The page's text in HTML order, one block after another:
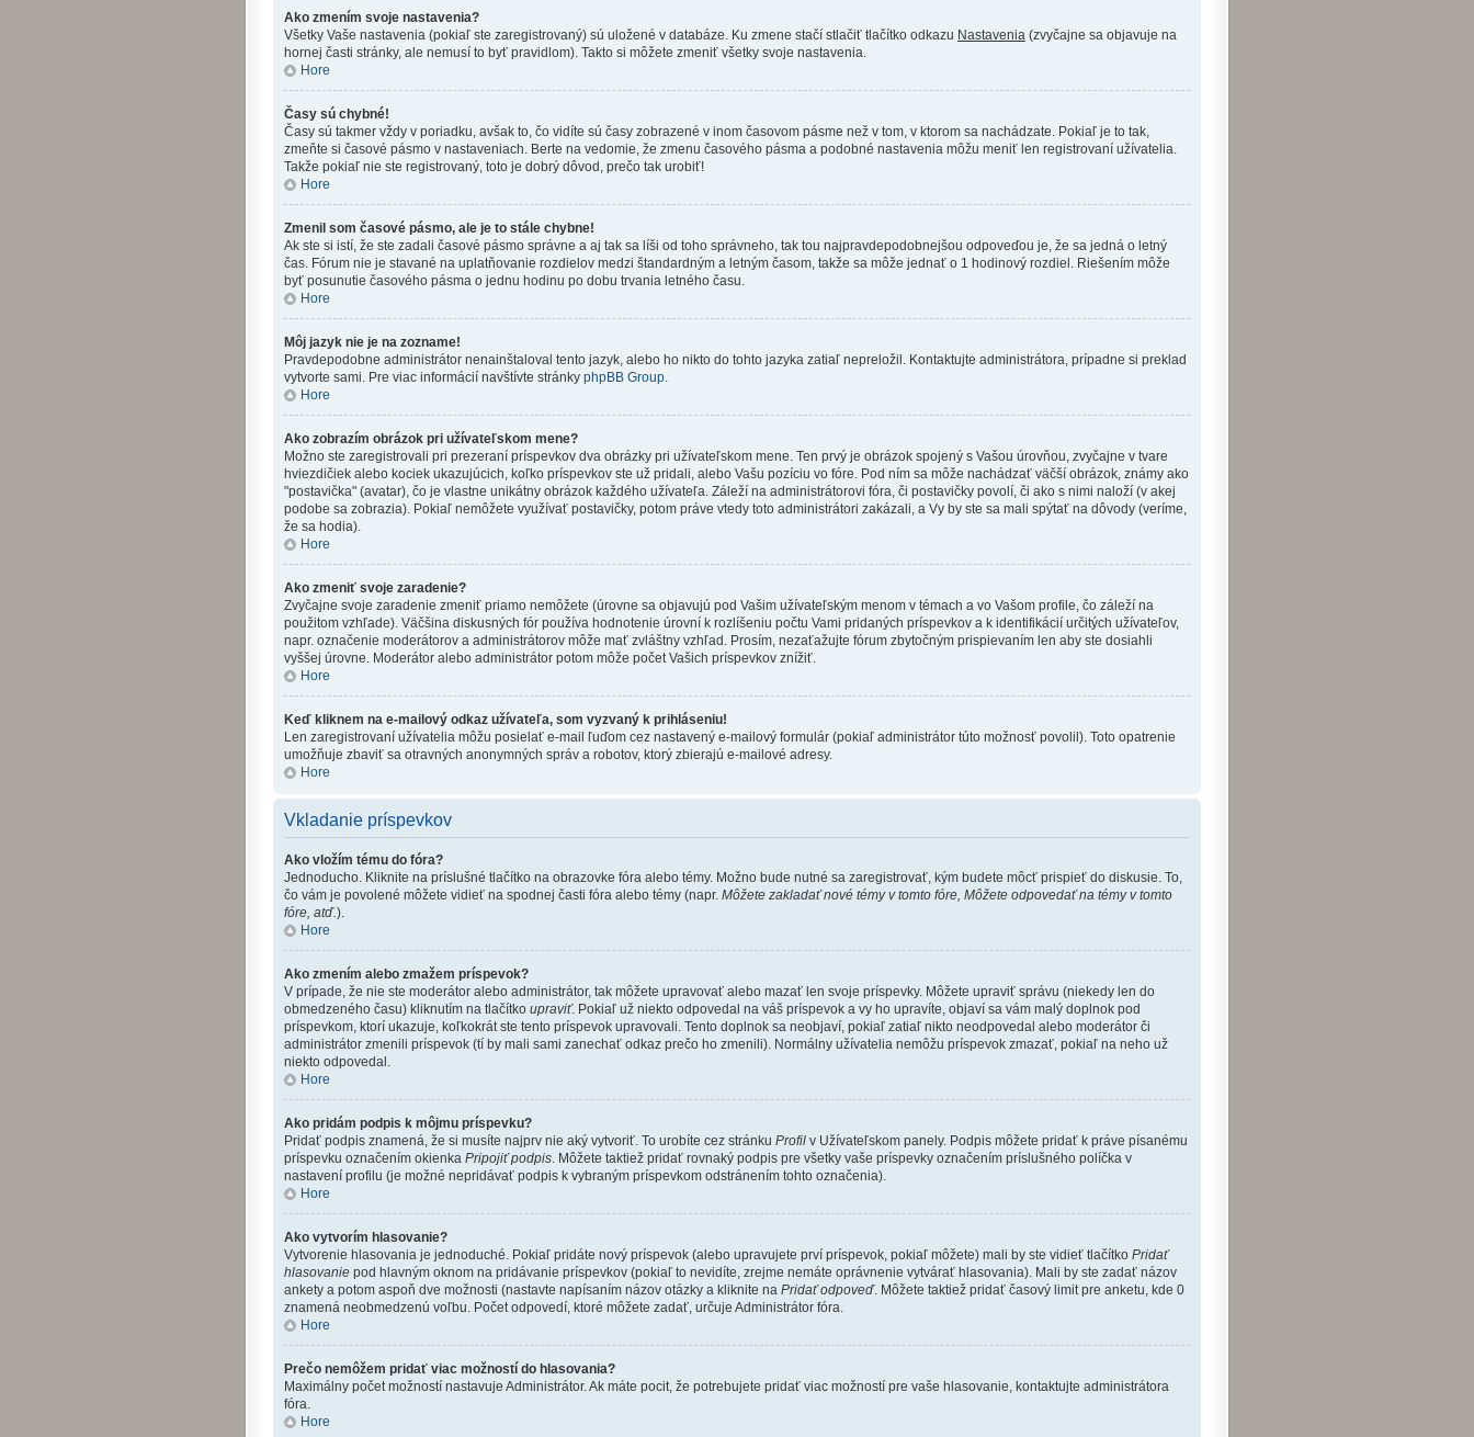
Ako zmením svoje nastavenia?
Všetky Vaše nastavenia (pokiaľ ste zaregistrovaný) sú uložené v databáze. Ku zmene stačí stlačiť tlačítko odkazu Nastavenia (zvyčajne sa objavuje na
hornej časti stránky, ale nemusí to byť pravidlom). Takto si môžete zmeniť všetky svoje nastavenia.
Hore
Časy sú chybné!
Časy sú takmer vždy v poriadku, avšak to, čo vidíte sú časy zobrazené v inom časovom pásme než v tom, v ktorom sa nachádzate. Pokiaľ je to tak,
zmeňte si časové pásmo v nastaveniach. Berte na vedomie, že zmenu časového pásma a podobné nastavenia môžu meniť len registrovaní užívatelia.
Takže pokiaľ nie ste registrovaný, toto je dobrý dôvod, prečo tak urobiť!
Hore
Zmenil som časové pásmo, ale je to stále chybne!
Ak ste si istí, že ste zadali časové pásmo správne a aj tak sa líši od toho správneho, tak tou najpravdepodobnejšou odpoveďou je, že sa jedná o letný
čas. Fórum nie je stavané na uplatňovanie rozdielov medzi štandardným a letným časom, takže sa môže jednať o 1 hodinový rozdiel. Riešením môže
byť posunutie časového pásma o jednu hodinu po dobu trvania letného času.
Hore
Môj jazyk nie je na zozname!
Pravdepodobne administrátor nenainštaloval tento jazyk, alebo ho nikto do tohto jazyka zatiaľ nepreložil. Kontaktujte administrátora, prípadne si preklad
vytvorte sami. Pre viac informácií navštívte stránky phpBB Group
Hore
Ako zobrazím obrázok pri užívateľskom mene?
Možno ste zaregistrovali pri prezeraní príspevkov dva obrázky pri užívateľskom mene. Ten prvý je obrázok spojený s Vašou úrovňou, zvyčajne v tvare
hviezdičiek alebo kociek ukazujúcich, koľko príspevkov ste už pridali, alebo Vašu pozíciu vo fóre. Pod ním sa môže nachádzať väčší obrázok, známy ako
"postavička" (avatar), čo je vlastne unikátny obrázok každého užívateľa. Záleží na administrátorovi fóra, či postavičky povolí, či ako s nimi naloží (v akej
podobe sa zobrazia). Pokiaľ nemôžete využívať postavičky, potom práve vtedy toto administrátori zakázali, a Vy by ste sa mali spýtať na dôvody (veríme,
že sa hodia).
Hore
Ako zmeniť svoje zaradenie?
Zvyčajne svoje zaradenie zmeniť priamo nemôžete (úrovne sa objavujú pod Vašim užívateľským menom v témach a vo Vašom profile, čo záleží na
použitom vzhľade). Väčšina diskusných fór používa hodnotenie úrovní k rozlíšeniu počtu Vami pridaných príspevkov a k identifikácií určitých užívateľov,
napr. označenie moderátorov a administrátorov môže mať zvláštny vzhľad. Prosím, nezaťažujte fórum zbytočným prispievaním len aby ste dosiahli
vyššej úrovne. Moderátor alebo administrátor potom môže počet Vašich príspevkov znížiť.
Hore
Keď kliknem na e-mailový odkaz užívateľa, som vyzvaný k prihláseniu!
Len zaregistrovaní užívatelia môžu posielať e-mail ľuďom cez nastavený e-mailový formulár (pokiaľ administrátor túto možnosť povolil). Toto opatrenie
umožňuje zbaviť sa otravných anonymných správ a robotov, ktorý zbierajú e-mailové adresy.
Hore
Vkladanie príspevkov
Ako vložím tému do fóra?
Jednoducho. Kliknite na príslušné tlačítko na obrazovke fóra alebo témy. Možno bude nutné sa zaregistrovať, kým budete môcť prispieť do diskusie. To,
čo vám je povolené môžete vidieť na spodnej časti fóra alebo témy (napr. Môžete zakladať nové témy v tomto fóre, Môžete odpovedať na témy v tomto
fóre, atď.).
Hore
Ako zmením alebo zmažem príspevok?
V prípade, že nie ste moderátor alebo administrátor, tak môžete upravovať alebo mazať len svoje príspevky. Môžete upraviť správu (niekedy len do
obmedzeného času) kliknutím na tlačítko upraviť. Pokiaľ už niekto odpovedal na váš príspevok a vy ho upravíte, objaví sa vám malý doplnok pod
príspevkom, ktorí ukazuje, koľkokrát ste tento príspevok upravovali. Tento doplnok sa neobjaví, pokiaľ zatiaľ nikto neodpovedal alebo moderátor či
administrátor zmenili príspevok (tí by mali sami zanechať odkaz prečo ho zmenili). Normálny užívatelia nemôžu príspevok zmazať, pokiaľ na neho už
niekto odpovedal.
Hore
Ako pridám podpis k môjmu príspevku?
Pridať podpis znamená, že si musíte najprv nie aký vytvoriť. To urobíte cez stránku Profil v Užívateľskom panely. Podpis môžete pridať k práve písanému
príspevku označením okienka Pripojiť podpis . Môžete taktiež pridať rovnaký podpis pre všetky vaše príspevky označením príslušného políčka v
nastavení profilu (je možné nepridávať podpis k vybraným príspevkom odstránením tohto označenia).
Hore
Ako vytvorím hlasovanie?
Vytvorenie hlasovania je jednoduché. Pokiaľ pridáte nový príspevok (alebo upravujete prví príspevok, pokiaľ môžete) mali by ste vidieť tlačítko Pridať
hlasovanie pod hlavným oknom na pridávanie príspevkov (pokiaľ to nevidíte, zrejme nemáte oprávnenie vytvárať hlasovania). Mali by ste zadať názov
ankety a potom aspoň dve možnosti (nastavte napísaním názov otázky a kliknite na Pridať odpoveď. Môžete taktiež pridať časový limit pre anketu, kde 0
znamená neobmedzenú voľbu. Počet odpovedí, ktoré môžete zadať, určuje Administrátor fóra.
Hore
Prečo nemôžem pridať viac možností do hlasovania?
Maximálny počet možností nastavuje Administrátor. Ak máte pocit, že potrebujete pridať viac možností pre vaše hlasovanie, kontaktujte administrátora
fóra.
Hore